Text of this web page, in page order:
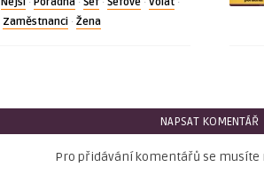
Zaměstnanci · Žena
NAPSAT KOMENTÁŘ
Pro přidávání komentářů se musíte